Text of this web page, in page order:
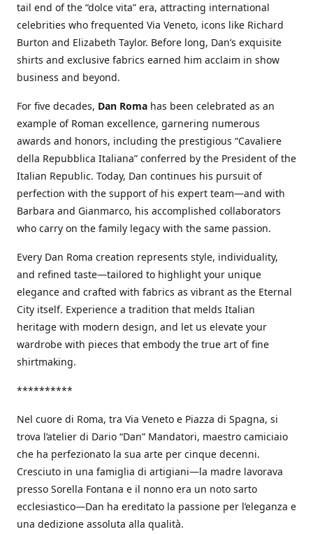
tail end of the “dolce vita” era, attracting international
celebrities who frequented Via Veneto, icons like Richard
Burton and Elizabeth Taylor. Before long, Dan’s exquisite
shirts and exclusive fabrics earned him acclaim in show
business and beyond.
For five decades, Dan Roma has been celebrated as an
example of Roman excellence, garnering numerous
awards and honors, including the prestigious “Cavaliere
della Repubblica Italiana” conferred by the President of the
Italian Republic. Today, Dan continues his pursuit of
perfection with the support of his expert team—and with
Barbara and Gianmarco, his accomplished collaborators
who carry on the family legacy with the same passion.
Every Dan Roma creation represents style, individuality,
and refined taste—tailored to highlight your unique
elegance and crafted with fabrics as vibrant as the Eternal
City itself. Experience a tradition that melds Italian
heritage with modern design, and let us elevate your
wardrobe with pieces that embody the true art of fine
shirtmaking.
**********
Nel cuore di Roma, tra Via Veneto e Piazza di Spagna, si
trova l’atelier di Dario “Dan” Mandatori, maestro camiciaio
che ha perfezionato la sua arte per cinque decenni.
Cresciuto in una famiglia di artigiani—la madre lavorava
presso Sorella Fontana e il nonno era un noto sarto
ecclesiastico—Dan ha ereditato la passione per l’eleganza e
una dedizione assoluta alla qualità.